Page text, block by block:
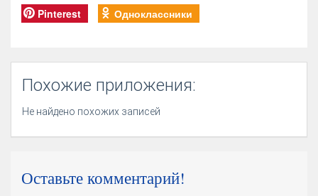
Pinterest Одноклассники
Похожие приложения:
Не найдено похожих записей
Оставьте комментарий!